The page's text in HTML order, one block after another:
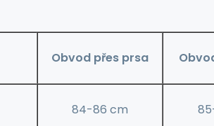
Obvod přes prsa
84-86 cm